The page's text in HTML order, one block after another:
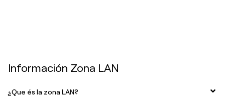
Información Zona LAN
¿Que és la zona LAN?